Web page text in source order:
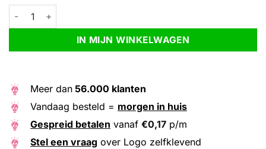
Logo zelfklevend Performance Line (BDU3XX) aantal
IN MIJN WINKELWAGEN
Alternative:
Meer dan 56.000 klanten
Vandaag besteld = morgen in huis
Gespreid betalen vanaf €0,17 p/m
Stel een vraag over Logo zelfklevend